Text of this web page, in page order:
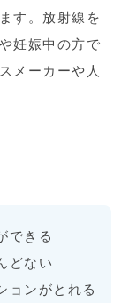
す。放射線を
妊娠中の方で
メーカーや人
できる
どない
ョンがとれる